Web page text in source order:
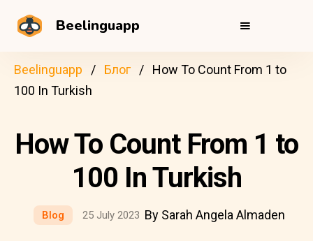
Beelinguapp
Beelinguapp Блог
How To Count From 1 to
100 In Turkish
How To Count From 1 to
100 In Turkish
Blog 25 July 2023 By Sarah Angela Almaden